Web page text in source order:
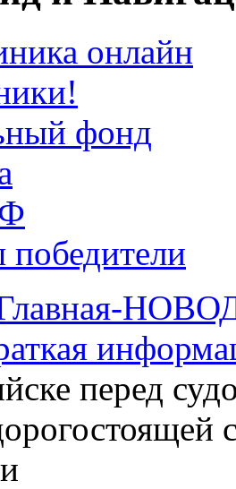
онлайн
фонд
победители
перед